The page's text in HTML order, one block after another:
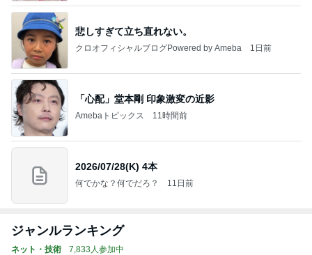
悲しすぎて立ち直れない。
クロオフィシャルブログPowered by Ameba 1日前
「心配」堂本剛 印象激変の近影
Amebaトピックス 11時間前
2026/07/28(K) 4本
何でかな？何でだろ？ 11日前
ジャンルランキング
ネット・技術 7,833人参加中